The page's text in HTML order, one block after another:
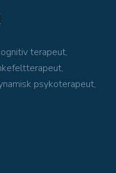
terapeut,
psykoterapeut,